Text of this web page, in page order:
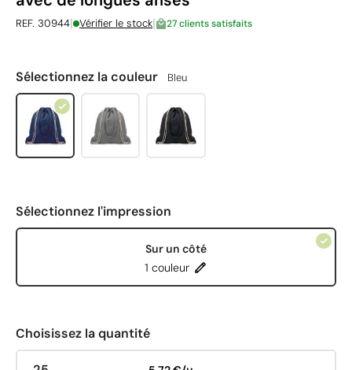
REF. 30944| Vérifier le stock| 27 clients satisfaits
Sélectionnez la couleur Bleu
Sélectionnez l'impression
Sur un côté
1 couleur
Choisissez la quantité